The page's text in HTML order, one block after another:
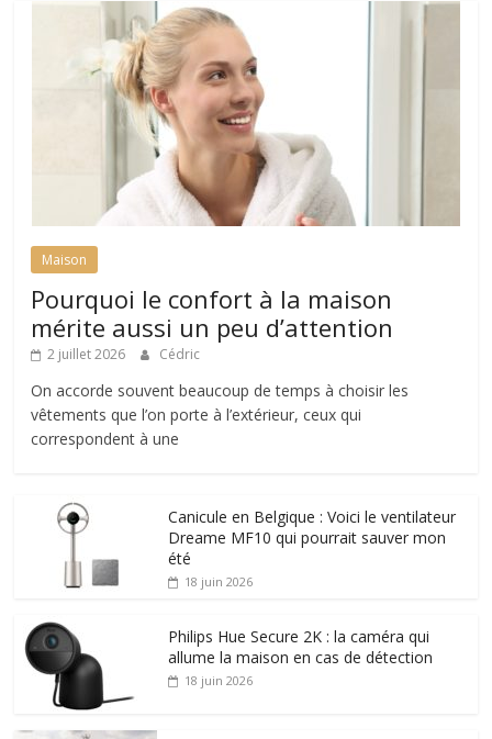
Maison
Pourquoi le confort à la maison
mérite aussi un peu d’attention
2 juillet 2026 Cédric
On accorde souvent beaucoup de temps à choisir les
vêtements que l’on porte à l’extérieur, ceux qui
correspondent à une
Canicule en Belgique : Voici le ventilateur
Dreame MF10 qui pourrait sauver mon
été
18 juin 2026
Philips Hue Secure 2K : la caméra qui
allume la maison en cas de détection
18 juin 2026